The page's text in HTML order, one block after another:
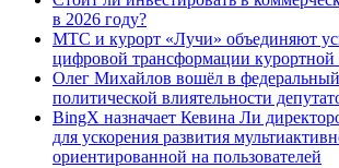
в 2026 году?
МТС и курорт «Лучи» объединяют
цифровой трансформации
Олег Михайлов вошёл в
политической влиятельности
BingX назначает Кевина Ли
для ускорения развития
ориентированной на пользователей